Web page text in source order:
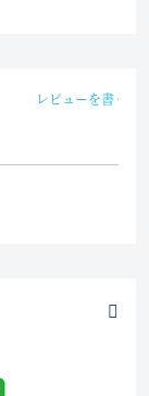
レビューを書く